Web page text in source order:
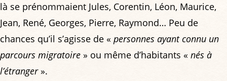
là se prénommaient Jules, Corentin, Léon, Maurice,
Jean, René, Georges, Pierre, Raymond… Peu de
chances qu’il s’agisse de « personnes ayant connu un
parcours migratoire » ou même d’habitants « nés à
l’étranger».